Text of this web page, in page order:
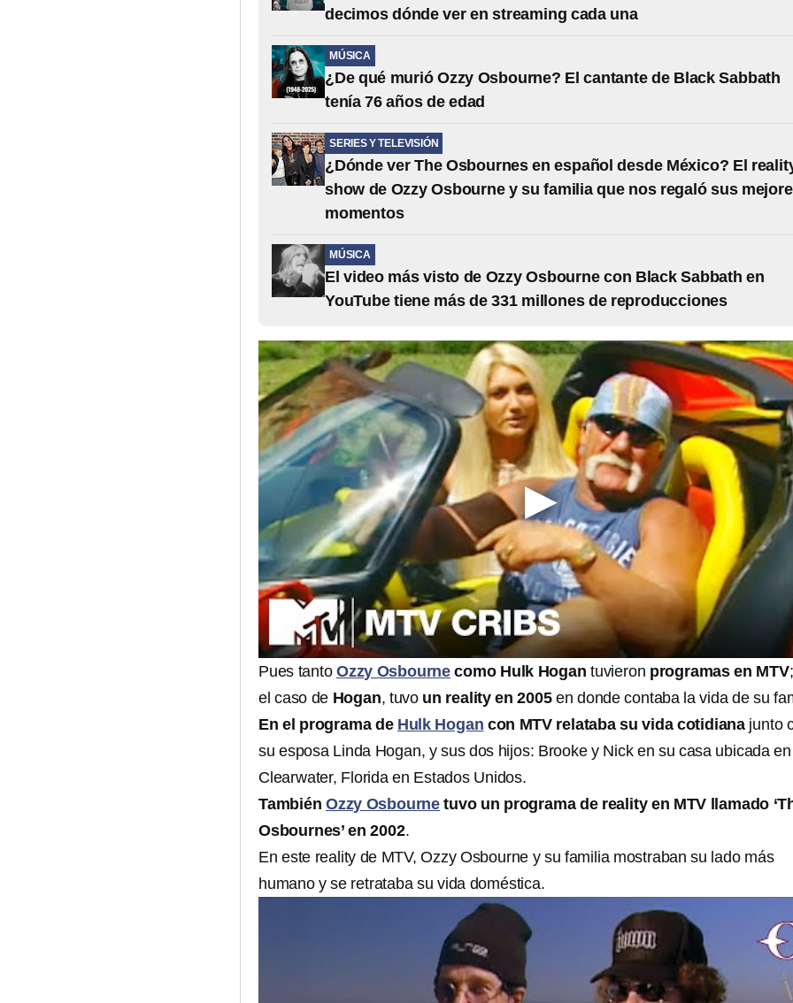
decimos dónde ver en streaming cada una
MÚSICA
¿De qué murió Ozzy Osbourne? El cantante de Black Sabbath
tenía 76 años de edad
SERIES Y TELEVISIÓN
¿Dónde ver The Osbournes en español desde México? El
show de Ozzy Osbourne y su familia que nos regaló sus
momentos
MÚSICA
El video más visto de Ozzy Osbourne con Black Sabbath en
YouTube tiene más de 331 millones de reproducciones
Pues tanto Ozzy Osbourne como Hulk Hogantuvieron programas en MTV
el caso de Hogan, tuvo un reality en 2005en donde contaba la vida de su
En el programa de Hulk Hogan con MTV relataba su vida cotidiana junto
su esposa Linda Hogan, y sus dos hijos: Brooke y Nick en su casa ubicada en
Clearwater, Florida en Estados Unidos.
También Ozzy Osbourne tuvo un programa de reality en MTV llamado
Osbournes’ en 2002.
En este reality de MTV, Ozzy Osbourne y su familia mostraban su lado más
humano y se retrataba su vida doméstica.